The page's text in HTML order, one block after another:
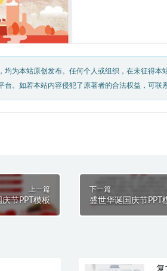
为本站原创发布。任何个人或组织，在未征得本
。如若本站内容侵犯了原著者的合法权益，可联
上一篇
节PPT模板
下一篇
盛世华诞国庆节PPT
复